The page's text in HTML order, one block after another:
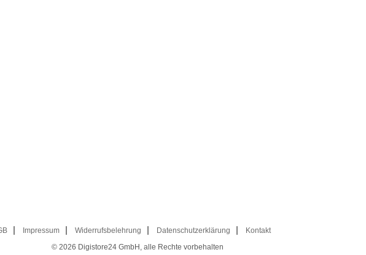
Impressum Widerrufsbelehrung Datenschutzerklärung
Kontakt
© 2026 Digistore24 GmbH, alle Rechte vorbehalten